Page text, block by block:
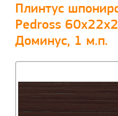
Плинтус
Pedross
Доминус, 1 м.п.